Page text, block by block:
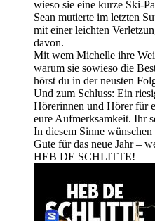
wieso sie eine kurze Ski-
Sean mutierte im letzten
mit einer leichten
davon.
Mit wem Michelle ihre
warum sie sowieso die
hörst du in der neusten
Und zum Schluss: Ein
Hörerinnen und Hörer für
eure Aufmerksamkeit. Ihr
In diesem Sinne
Gute für das neue Jahr –
HEB DE SCHLITTE!